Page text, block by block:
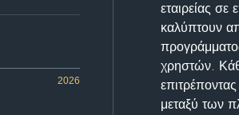
2026
εταιρείας
καλύπτουν
χρηστών.
μεταξύ των